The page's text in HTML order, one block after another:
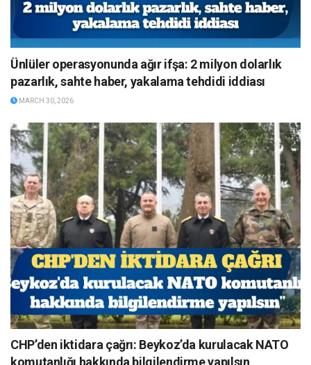
Ünlüler operasyonunda ağır ifşa: 2 milyon dolarlık
pazarlık, sahte haber, yakalama tehdidi iddiası
MARCH 30, 2026
CHP’den iktidara çağrı: Beykoz’da kurulacak NATO